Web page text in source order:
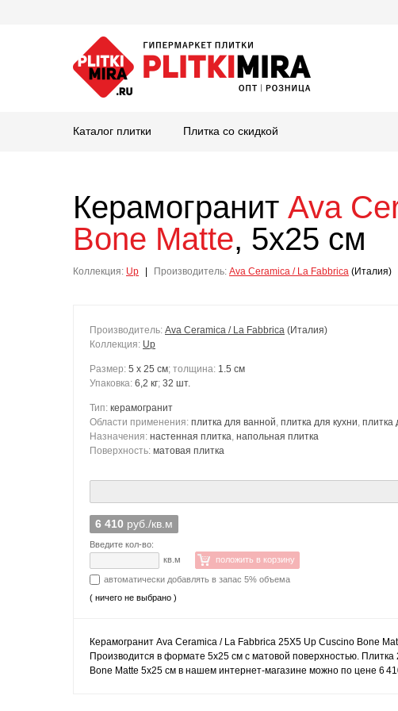
Каталог плитки Плитка со скидкой
Керамогранит Ava
Bone Matte, 5x25 см
Коллекция: Up Производитель: Ava Ceramica / La Fabbrica (Италия)
Производитель: Ava Ceramica / La Fabbrica (Италия)
Коллекция: Up
Размер: 5 x 25 см; толщина: 1.5 см
Упаковка: 6,2 кг; 32 шт.
Тип: керамогранит
Области применения: плитка для ванной, плитка для кухни, плитка
Назначения: настенная плитка, напольная плитка
Поверхность: матовая плитка
6 410 руб./кв.м
Введите кол-во:
кв.м
положить в корзину
автоматически добавлять в запас 5% объема
( ничего не выбрано )
Керамогранит Ava Ceramica / La Fabbrica 25X5 Up Cuscino Bone
Производится в формате 5x25 см с матовой поверхностью.
Bone Matte 5x25 см в нашем интернет-магазине можно по цене 6